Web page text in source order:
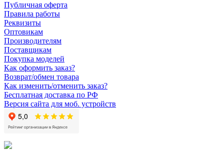
Публичная оферта
Правила работы
Реквизиты
Оптовикам
Производителям
Поставщикам
Покупка моделей
Как оформить заказ?
Возврат/обмен товара
Как изменить/отменить заказ?
Бесплатная доставка по РФ
Версия сайта для моб. устройств